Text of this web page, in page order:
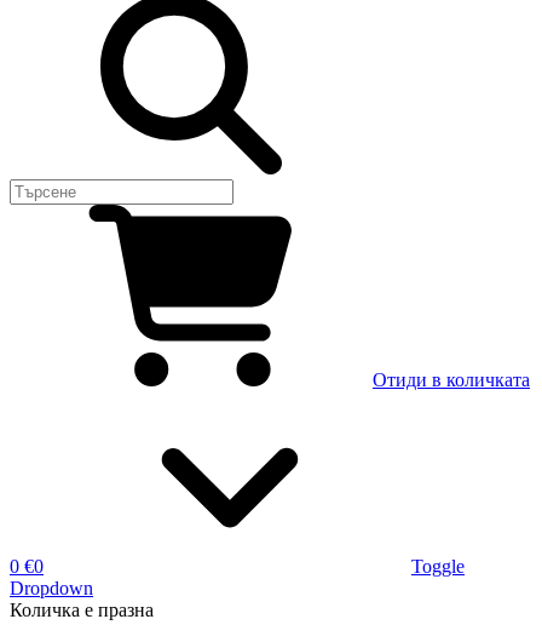
Отиди в количката
0 €0
Toggle
Dropdown
Количка е празна